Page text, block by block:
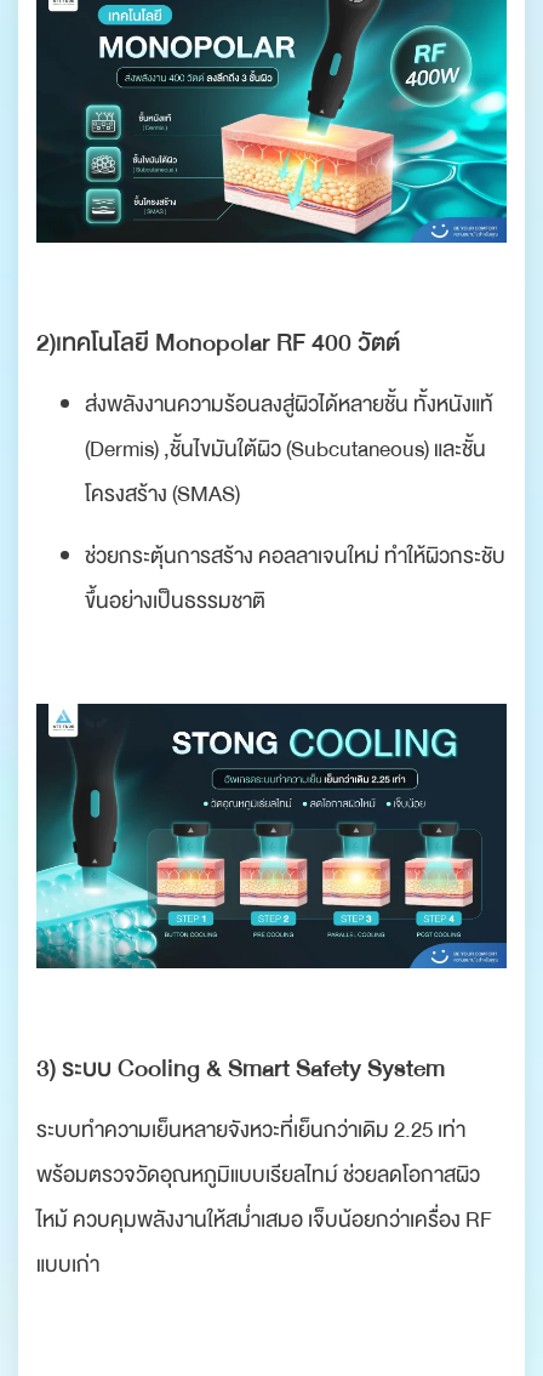
2)เทคโนโลยี Monopolar RF 400 วัตต์
ส่งพลังงานความร้อนลงสู่ผิวได้หลายชั้น ทั้งหนังแท้
(Dermis) ,ชั้นไขมันใต้ผิว (Subcutaneous) และชั้น
โครงสร้าง (SMAS)
ช่วยกระตุ้นการสร้าง คอลลาเจนใหม่ ทำให้ผิวกระชับ
ขึ้นอย่างเป็นธรรมชาติ
3) ระบบ Cooling & Smart Safety System
ระบบทำความเย็นหลายจังหวะที่เย็นกว่าเดิม 2.25 เท่า
พร้อมตรวจวัดอุณหภูมิแบบเรียลไทม์ ช่วยลดโอกาสผิว
ไหม้ ควบคุมพลังงานให้สม่ำเสมอ เจ็บน้อยกว่าเครื่อง RF
แบบเก่า